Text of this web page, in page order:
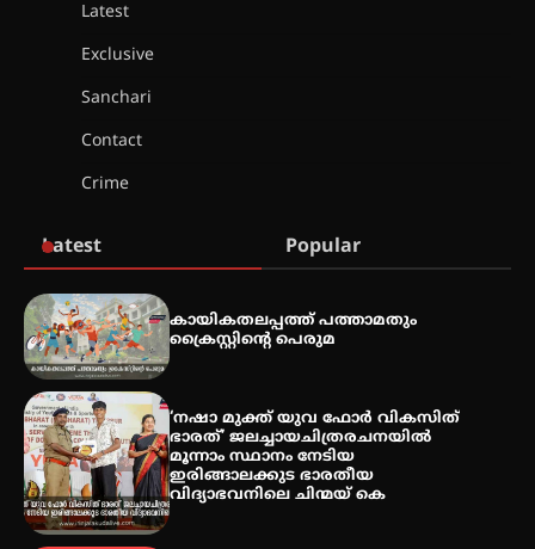
അരങ്ങ് 2026′ ആഗസ്റ്റ് 8, 9
തീയതികളിൽ
ഇടത്തരം മഴയ്ക്കും ശക്തമായ
കാറ്റിനും സാധ്യത –
ഇരിങ്ങാലക്കുടയിൽ 19.3 മില്ലിമീറ്റർ
മഴ ലഭിച്ചു
Latest
Exclusive
Sanchari
Contact
Crime
Latest Popular
കായികതലപ്പത്ത് പത്താമതും
ക്രൈസ്റ്റിന്റെ പെരുമ
‘നഷാ മുക്ത് യുവ ഫോർ വികസിത്
ഭാരത്’ ജലച്ചായചിത്രരചനയിൽ
മൂന്നാം സ്ഥാനം നേടിയ
ഇരിങ്ങാലക്കുട ഭാരതീയ
വിദ്യാഭവനിലെ ചിന്മയ് കെ